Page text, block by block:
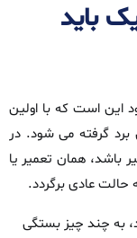
باید
این است که با اولین
گرفته می‌ شود. در
باشد، همان تعمیر یا
عادی برگردد.
به چند چیز بستگی